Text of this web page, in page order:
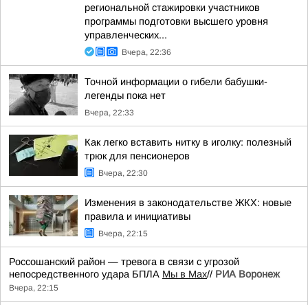
региональной стажировки участников
программы подготовки высшего уровня
управленческих...
Вчера, 22:36
Точной информации о гибели бабушки-
легенды пока нет
Вчера, 22:33
Как легко вставить нитку в иголку: полезный
трюк для пенсионеров
Вчера, 22:30
Изменения в законодательстве ЖКХ: новые
правила и инициативы
Вчера, 22:15
Россошанский район — тревога в связи с угрозой
непосредственного удара БПЛА Мы в Мах// РИА Воронеж
Вчера, 22:15